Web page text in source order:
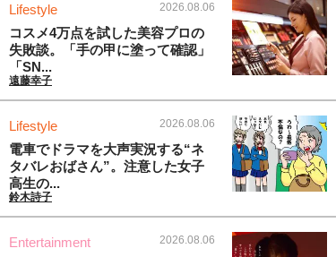
Lifestyle 2026.08.06
コスメ4万点を試した美容プロの
失敗談。「手の甲に塗って確認」
「SN...
遠藤幸子
Lifestyle 2026.08.06
電車でドラマを大声実況する“ネ
タバレおばさん”。注意した女子
高生の...
鈴木詩子
Entertainment 2026.08.06